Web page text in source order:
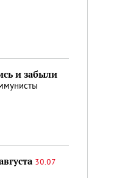
и забыли
30.07